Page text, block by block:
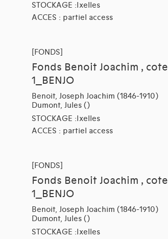
STOCKAGE :Ixelles
ACCES : partiel access
[FONDS]
Fonds Benoit Joachim , cote
1_BENJO
Benoit, Joseph Joachim (1846-1910)
Dumont, Jules ()
STOCKAGE :Ixelles
ACCES : partiel access
[FONDS]
Fonds Benoit Joachim , cote
1_BENJO
Benoit, Joseph Joachim (1846-1910)
Dumont, Jules ()
STOCKAGE :Ixelles